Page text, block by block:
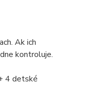
Ak ich
kontroluje.
4 detské